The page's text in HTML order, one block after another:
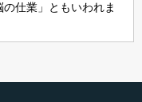
の仕業」ともいわれま